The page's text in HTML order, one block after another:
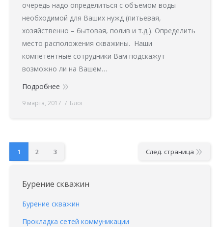
очередь надо определиться с объемом воды
необходимой для Ваших нужд (питьевая,
хозяйственно – бытовая, полив и т.д.). Определить
место расположения скважины. Наши
компетентные сотрудники Вам подскажут
возможно ли на Вашем…
Подробнее
9 марта, 2017 Блог
1 2 3 След. страница
Бурение скважин
Бурение скважин
Прокладка сетей коммуникации